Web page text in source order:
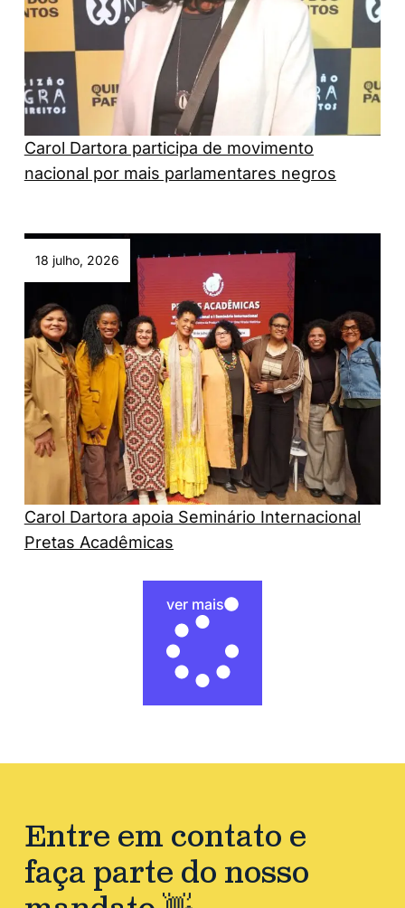
Carol Dartora participa de movimento
nacional por mais parlamentares negros
18 julho, 2026
Carol Dartora apoia Seminário Internacional
Pretas Acadêmicas
ver mais
Entre em contato e
faça parte do nosso